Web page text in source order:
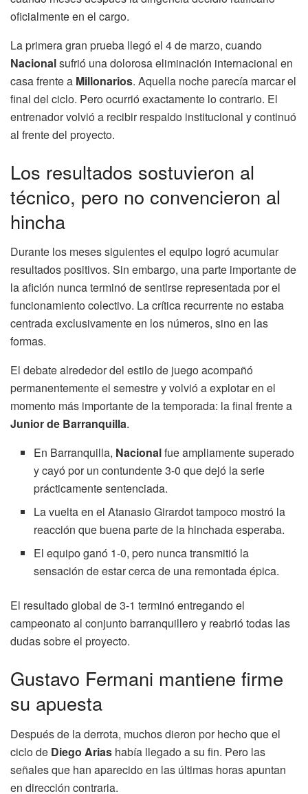
oficialmente en el cargo.
La primera gran prueba llegó el 4 de marzo, cuando
Nacionalsufrió una dolorosa eliminación internacional en
casa frente a Millonarios. Aquella noche parecía marcar el
final del ciclo. Pero ocurrió exactamente lo contrario. El
entrenador volvió a recibir respaldo institucional y continuó
al frente del proyecto.
Los resultados sostuvieron al
técnico, pero no convencieron al
hincha
Durante los meses siguientes el equipo logró acumular
resultados positivos. Sin embargo, una parte importante de
la afición nunca terminó de sentirse representada por el
funcionamiento colectivo. La crítica recurrente no estaba
centrada exclusivamente en los números, sino en las
formas.
El debate alrededor del estilo de juego acompañó
permanentemente el semestre y volvió a explotar en el
momento más importante de la temporada: la final frente a
Junior de Barranquilla.
En Barranquilla, Nacionalfue ampliamente superado
y cayó por un contundente 3-0 que dejó la serie
prácticamente sentenciada.
La vuelta en el Atanasio Girardot tampoco mostró la
reacción que buena parte de la hinchada esperaba.
El equipo ganó 1-0, pero nunca transmitió la
sensación de estar cerca de una remontada épica.
El resultado global de 3-1 terminó entregando el
campeonato al conjunto barranquillero y reabrió todas las
dudas sobre el proyecto.
Gustavo Fermani mantiene firme
su apuesta
Después de la derrota, muchos dieron por hecho que el
ciclo de Diego Arias había llegado a su fin. Pero las
señales que han aparecido en las últimas horas apuntan
en dirección contraria.